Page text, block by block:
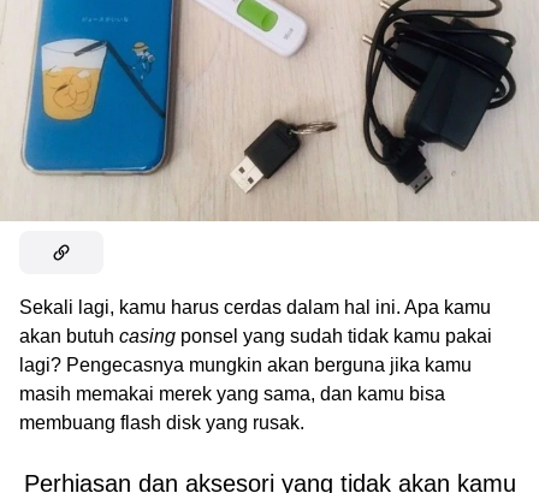
Sekali lagi, kamu harus cerdas dalam hal ini. Apa kamu
akan butuh casing ponsel yang sudah tidak kamu pakai
lagi? Pengecasnya mungkin akan berguna jika kamu
masih memakai merek yang sama, dan kamu bisa
membuang flash disk yang rusak.
Perhiasan dan aksesori yang tidak akan kamu